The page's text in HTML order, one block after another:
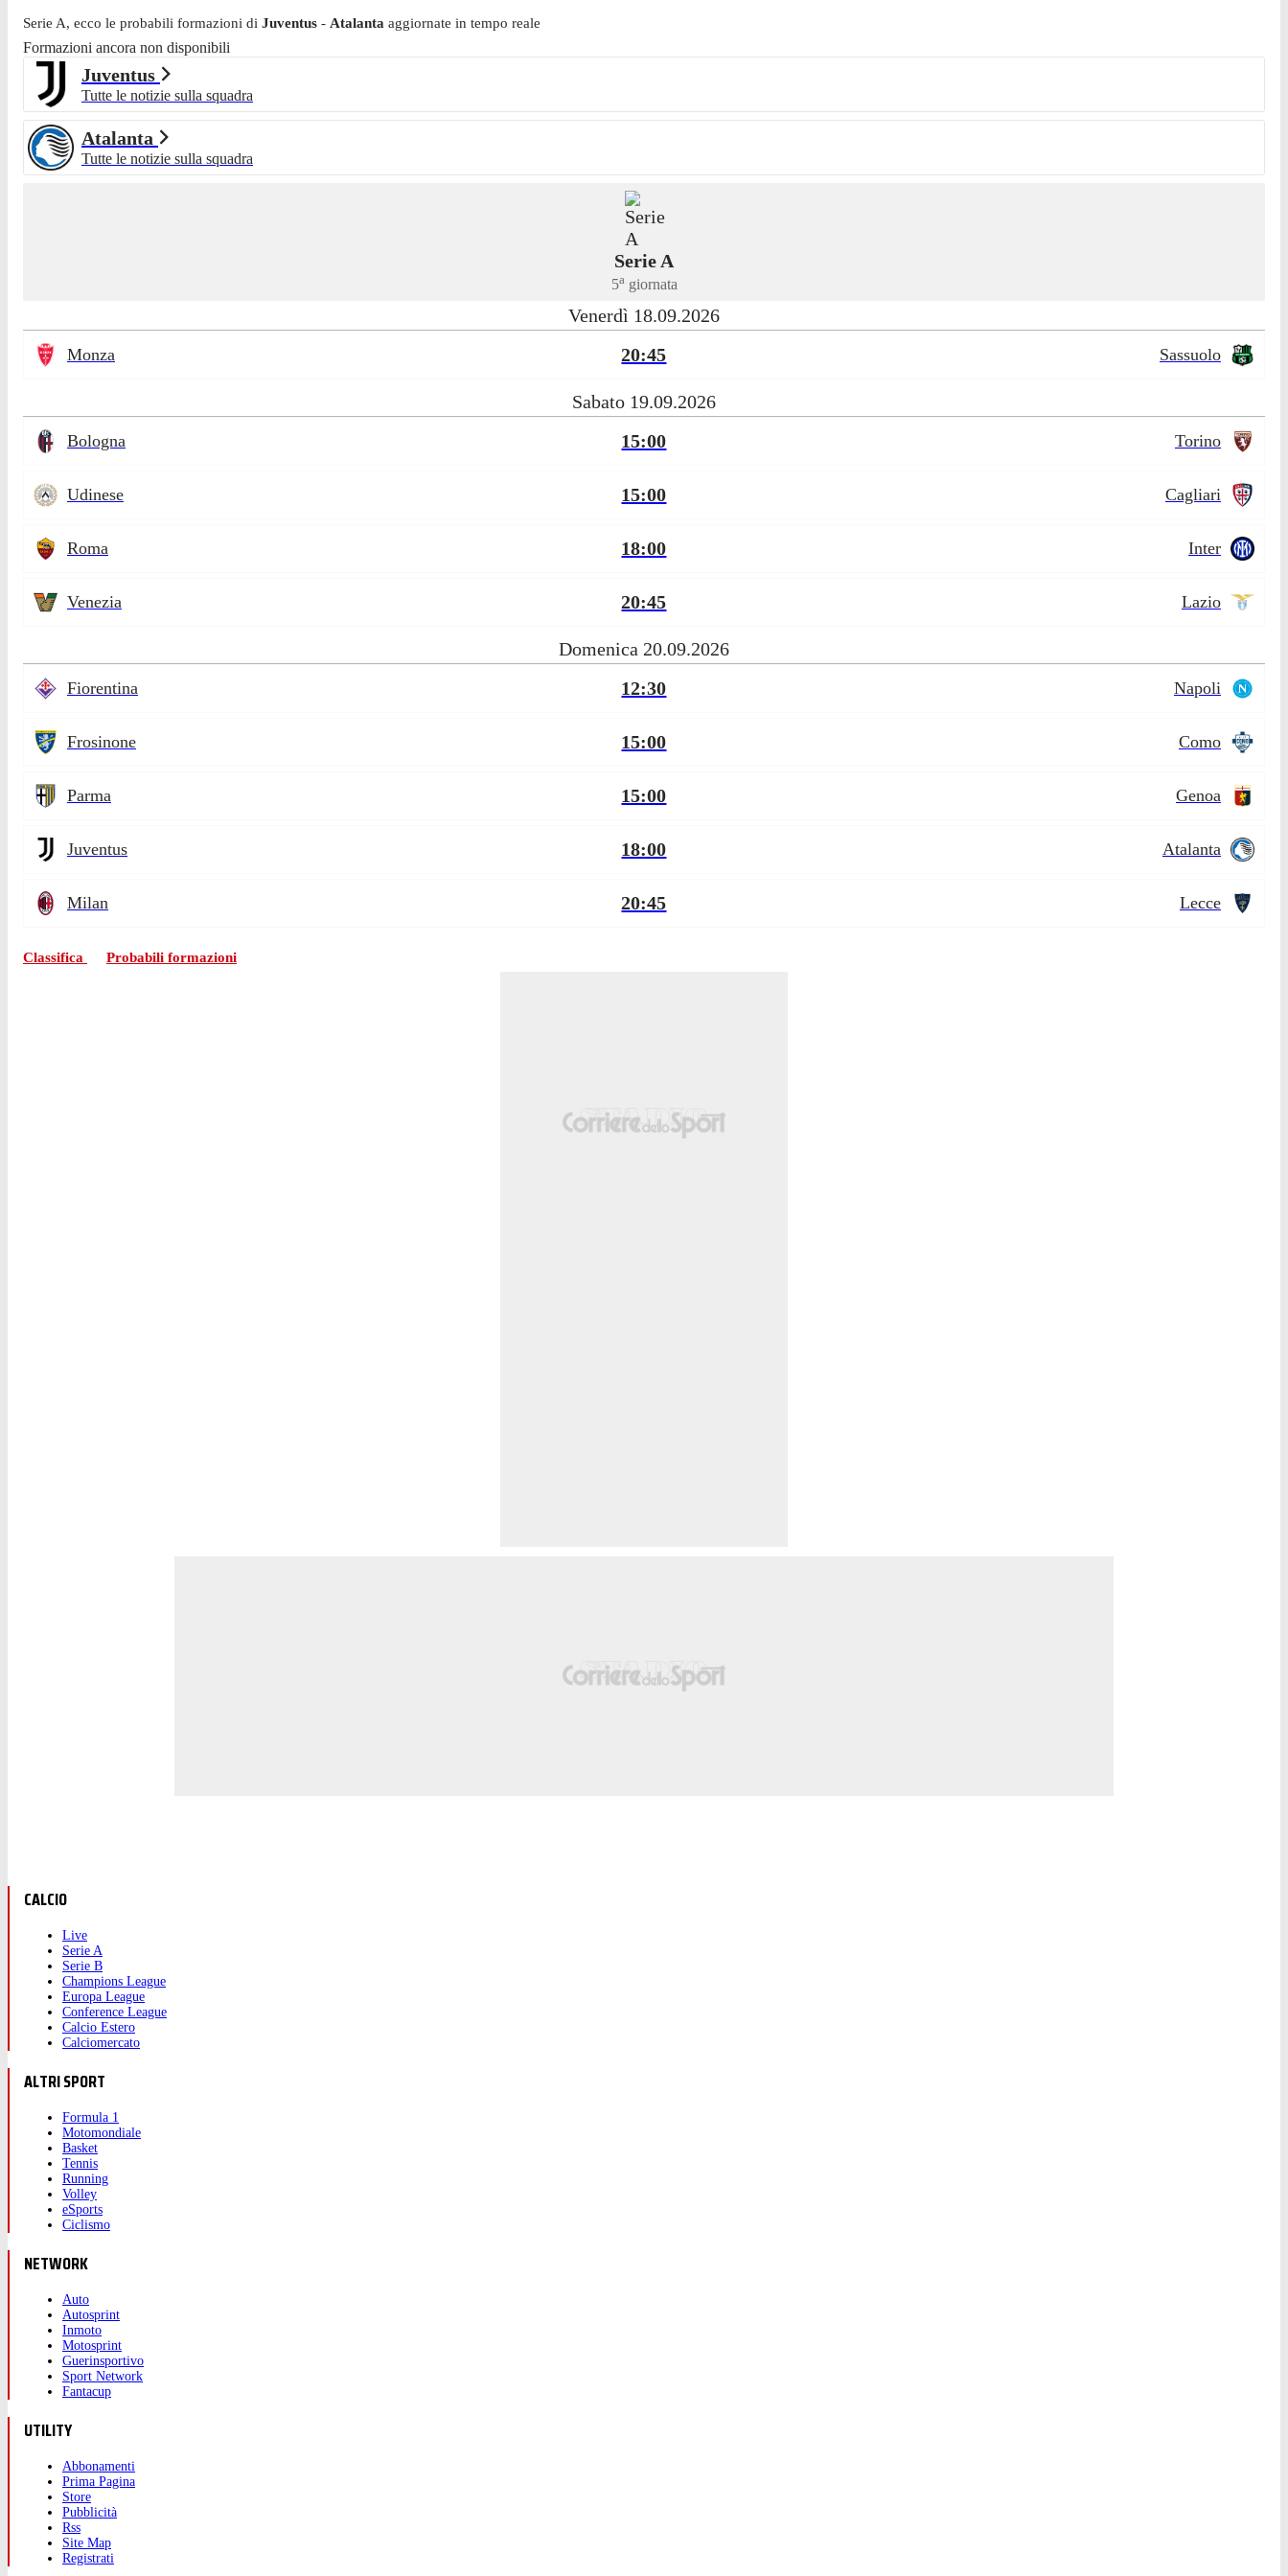
Serie A, ecco le probabili formazioni di Juventus - Atalanta aggiornate in tempo reale
Formazioni ancora non disponibili
Juventus
Tutte le notizie sulla squadra
Atalanta
Tutte le notizie sulla squadra
Serie A
5agiornata
Venerdì 18.09.2026
Monza 20:45 Sassuolo
Sabato 19.09.2026
Bologna 15:00 Torino
Udinese 15:00 Cagliari
Roma 18:00 Inter
Venezia 20:45 Lazio
Domenica 20.09.2026
Fiorentina 12:30 Napoli
Frosinone 15:00 Como
Parma 15:00 Genoa
Juventus 18:00 Atalanta
Milan 20:45 Lecce
Classifica Probabili formazioni
CALCIO
Live
Serie A
Serie B
Champions League
Europa League
Conference League
Calcio Estero
Calciomercato
ALTRI SPORT
Formula 1
Motomondiale
Basket
Tennis
Running
Volley
eSports
Ciclismo
NETWORK
Auto
Autosprint
Inmoto
Motosprint
Guerinsportivo
Sport Network
Fantacup
UTILITY
Abbonamenti
Prima Pagina
Store
Pubblicità
Rss
Site Map
Registrati